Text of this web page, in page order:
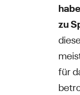
zu
für